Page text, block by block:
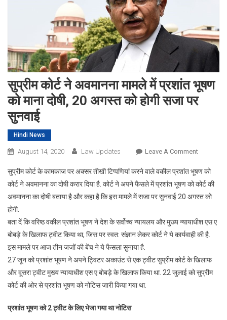
सुप्रीम कोर्ट ने अवमानना मामले में प्रशांत भूषण
को माना दोषी, 20 अगस्त को होगी सजा पर
सुनवाई
Hindi News
August 14, 2020 Law Updates Leave A CommentOn
कोर्ट
ने
अवमानना
में
प्रशांत
को
माना
दोषी,
सुप्रीम कोर्ट के कामकाज पर अक्सर तीखी टिप्पणियां करने वाले वकील प्रशांत भूषण को
कोर्ट ने अवमानना का दोषी करार दिया है. कोर्ट ने अपने फैसले में प्रशांत भूषण को कोर्ट की
अवमानना का दोषी बताया है और कहा है कि इस मामले में सजा पर सुनवाई 20 अगस्त को
होगी.
बता दें कि वरिष्ठ वकील प्रशांत भूषण ने देश के सर्वोच्च न्यायलय और मुख्य न्यायाधीश एस ए
बोबड़े के खिलाफ ट्वीट किया था, जिस पर स्वत: संज्ञान लेकर कोर्ट ने ये कार्यवाही की है.
इस मामले पर आज तीन जजों की बेंच ने ये फैसला सुनाया है.
27 जून को प्रशांत भूषण ने अपने ट्विटर अकाउंट से एक ट्वीट सुप्रीम कोर्ट के खिलाफ
और दूसरा ट्वीट मुख्य न्यायाधीश एस ए बोबड़े के खिलाफ किया था. 22 जुलाई को सुप्रीम
कोर्ट की ओर से प्रशांत भूषण को नोटिस जारी किया गया था.
प्रशांत भूषण को 2 ट्वीट के लिए भेजा गया था नोटिस